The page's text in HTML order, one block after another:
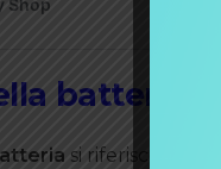
batteria
si riferisce alla